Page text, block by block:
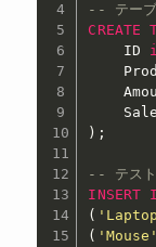
-- テーブ
CREATE
    ID
) ;
-- テスト
INSERT
(
( 'Mouse'